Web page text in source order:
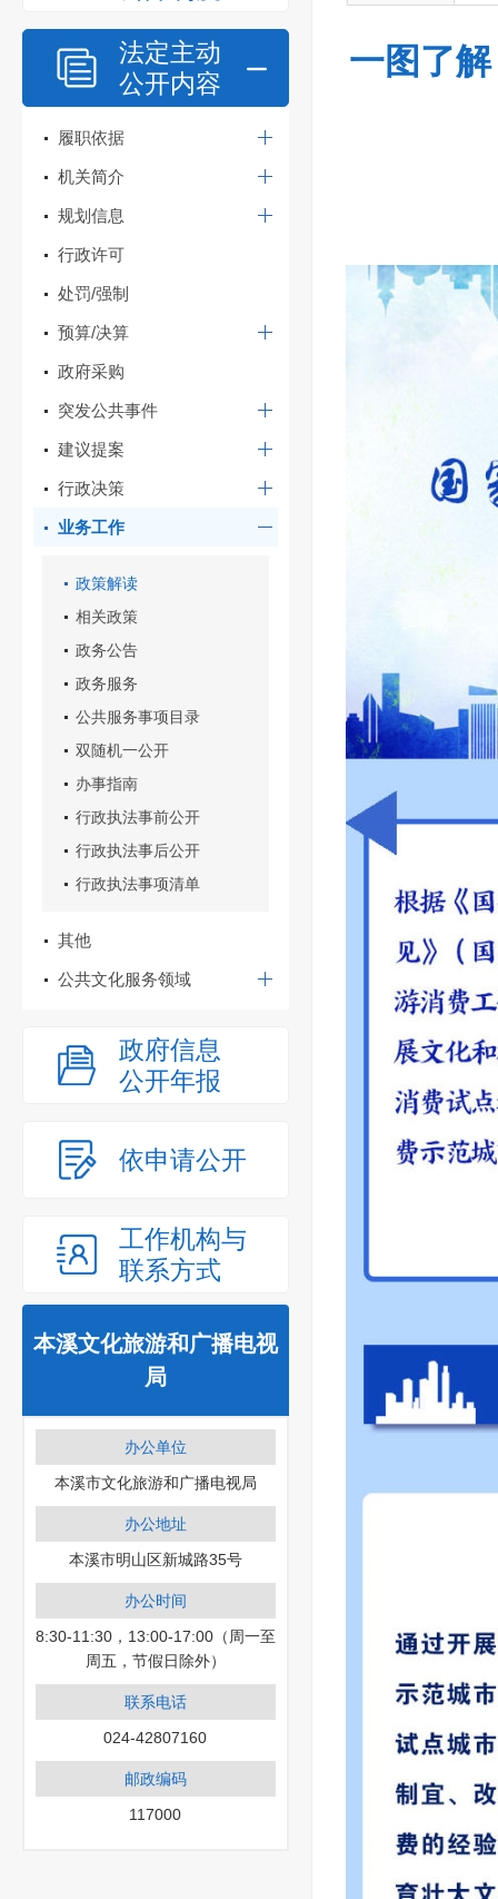
法定主动
公开内容
履职依据
机关简介
规划信息
行政许可
处罚/强制
预算/决算
政府采购
突发公共事件
建议提案
行政决策
业务工作
政策解读
相关政策
政务公告
政务服务
公共服务事项目录
双随机一公开
办事指南
行政执法事前公开
行政执法事后公开
行政执法事项清单
其他
公共文化服务领域
政府信息
公开年报
依申请公开
工作机构与
联系方式
本溪文化旅游和广播电视
局
办公单位
本溪市文化旅游和广播电视局
办公地址
本溪市明山区新城路35号
办公时间
8:30-11:30，13:00-17:00（周一至
周五，节假日除外）
联系电话
024-42807160
邮政编码
117000
一图了